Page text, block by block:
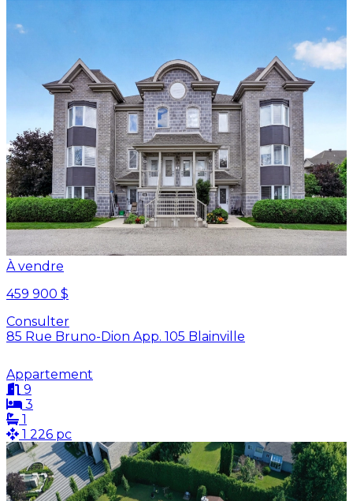
À vendre
459 900 $
Consulter
85 Rue Bruno-Dion App. 105 Blainville
Appartement
9
3
1
1 226 pc